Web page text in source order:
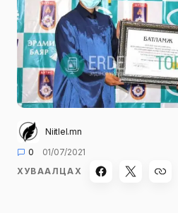
Niitlel.mn
0
01/07/2021
ХУВААЛЦАХ